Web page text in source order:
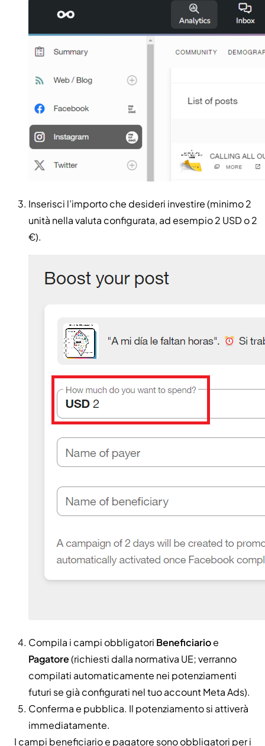
Inserisci l’importo che desideri investire (minimo 2
unità nella valuta configurata, ad esempio 2 USD o 2
€).
Compila i campi obbligatori Beneficiarioe
Pagatore(richiesti dalla normativa UE; verranno
compilati automaticamente nei potenziamenti
futuri se già configurati nel tuo account Meta Ads).
Conferma e pubblica. Il potenziamento si attiverà
immediatamente.
I campi beneficiario e pagatore sono obbligatori per i